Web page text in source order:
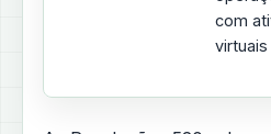
com
virtuais